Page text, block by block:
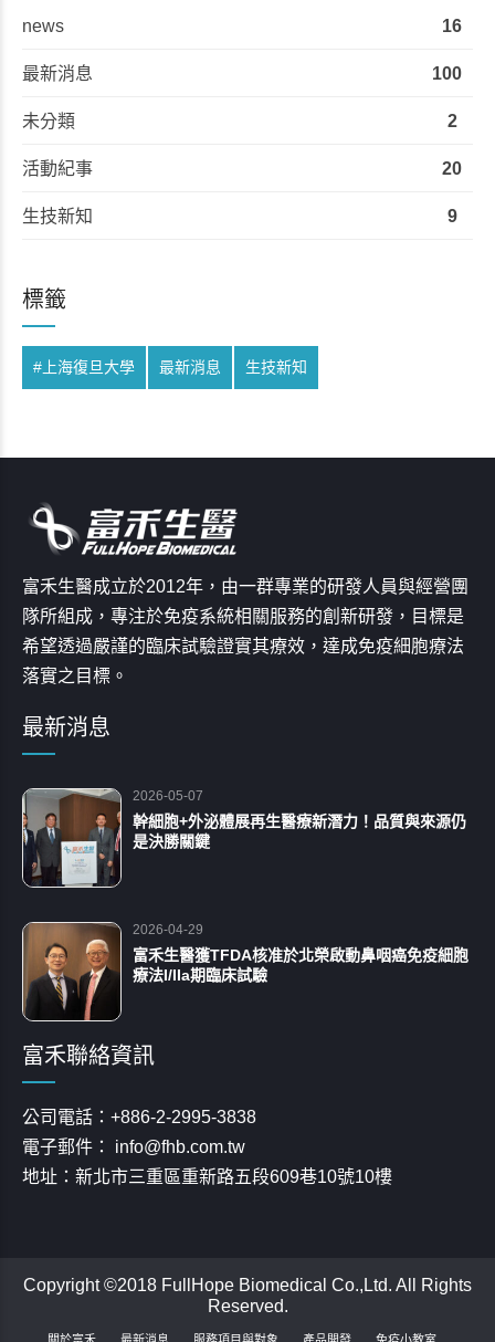
news 16
最新消息 100
未分類 2
活動紀事 20
生技新知 9
標籤
#上海復旦大學 最新消息 生技新知
富禾生醫成立於2012年，由一群專業的研發人員與經營團
隊所組成，專注於免疫系統相關服務的創新研發，目標是
希望透過嚴謹的臨床試驗證實其療效，達成免疫細胞療法
落實之目標。
最新消息
2026-05-07
幹細胞+外泌體展再生醫療新潛力！品質與來源仍
是決勝關鍵
2026-04-29
富禾生醫獲TFDA核准於北榮啟動鼻咽癌免疫細胞
療法I/IIa期臨床試驗
富禾聯絡資訊
公司電話：+886-2-2995-3838
電子郵件： info@fhb.com.tw
地址：新北市三重區重新路五段609巷10號10樓
Copyright ©2018 FullHope Biomedical Co.,Ltd. All Rights
Reserved.